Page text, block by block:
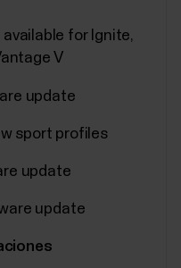
y
desde
realizar un
tu dispositivo Polar
el menú principal y
for Ignite,
V
update
sport profiles
update
update